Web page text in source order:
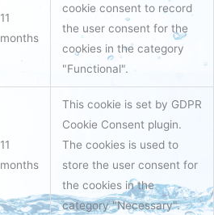
11
months
cookie consent to record
the user consent for the
cookies in the category
"Functional".
11
months
This cookie is set by GDPR
Cookie Consent plugin.
The cookies is used to
store the user consent for
the cookies in the
category "Necessary".